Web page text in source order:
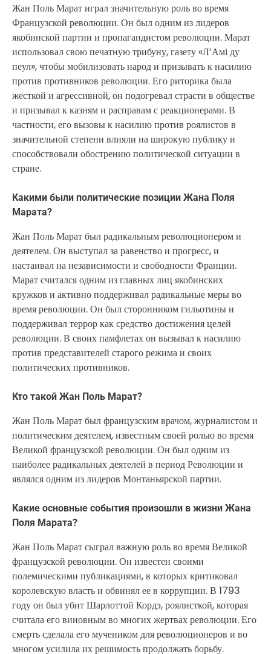
Жан Поль Марат играл значительную роль во время
Французской революции. Он был одним из лидеров
якобинской партии и пропагандистом революции. Марат
использовал свою печатную трибуну, газету «Л’Амі ду
пеул», чтобы мобилизовать народ и призывать к насилию
против противников революции. Его риторика была
жесткой и агрессивной, он подогревал страсти в обществе
и призывал к казням и расправам с реакционерами. В
частности, его вызовы к насилию против роялистов в
значительной степени влияли на широкую публику и
способствовали обострению политической ситуации в
стране.
Какими были политические позиции Жана Поля
Марата?
Жан Поль Марат был радикальным революционером и
деятелем. Он выступал за равенство и прогресс, и
настаивал на независимости и свободности Франции.
Марат считался одним из главных лиц якобинских
кружков и активно поддерживал радикальные меры во
время революции. Он был сторонником гильотины и
поддерживал террор как средство достижения целей
революции. В своих памфлетах он вызывал к насилию
против представителей старого режима и своих
политических противников.
Кто такой Жан Поль Марат?
Жан Поль Марат был французским врачом, журналистом и
политическим деятелем, известным своей ролью во время
Великой французской революции. Он был одним из
наиболее радикальных деятелей в период Революции и
являлся одним из лидеров Монтаньярской партии.
Какие основные события произошли в жизни Жана
Поля Марата?
Жан Поль Марат сыграл важную роль во время Великой
французской революции. Он известен своими
полемическими публикациями, в которых критиковал
королевскую власть и обвинял ее в коррупции. В 1793
году он был убит Шарлоттой Кордэ, роялисткой, которая
считала его виновным во многих жертвах революции. Его
смерть сделала его мучеником для революционеров и во
многом усилила их решимость продолжать борьбу.